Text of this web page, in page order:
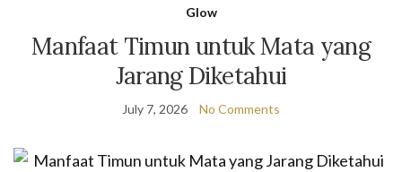
Glow
Manfaat Timun untuk Mata yang
Jarang Diketahui
July 7, 2026 No Comments